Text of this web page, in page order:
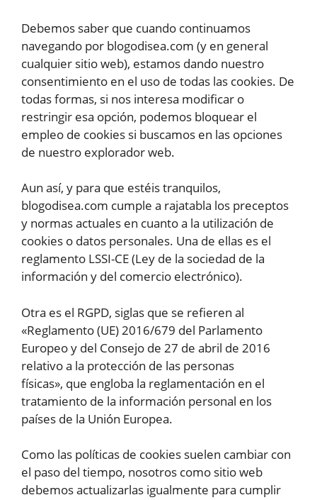
Debemos saber que cuando continuamos
navegando por blogodisea.com (y en general
cualquier sitio web), estamos dando nuestro
consentimiento en el uso de todas las cookies. De
todas formas, si nos interesa modificar o
restringir esa opción, podemos bloquear el
empleo de cookies si buscamos en las opciones
de nuestro explorador web.
Aun así, y para que estéis tranquilos,
blogodisea.com cumple a rajatabla los preceptos
y normas actuales en cuanto a la utilización de
cookies o datos personales. Una de ellas es el
reglamento LSSI-CE (Ley de la sociedad de la
información y del comercio electrónico).
Otra es el RGPD, siglas que se refieren al
«Reglamento (UE) 2016/679 del Parlamento
Europeo y del Consejo de 27 de abril de 2016
relativo a la protección de las personas
físicas», que engloba la reglamentación en el
tratamiento de la información personal en los
países de la Unión Europea.
Como las políticas de cookies suelen cambiar con
el paso del tiempo, nosotros como sitio web
debemos actualizarlas igualmente para cumplir